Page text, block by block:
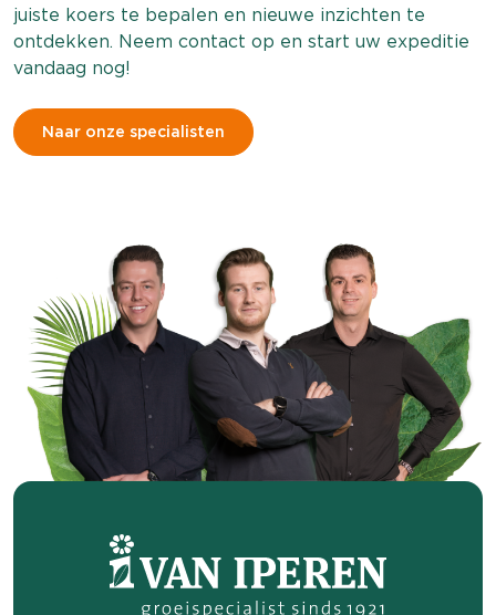
juiste koers te bepalen en nieuwe inzichten te
ontdekken. Neem contact op en start uw expeditie
vandaag nog!
Naar onze specialisten